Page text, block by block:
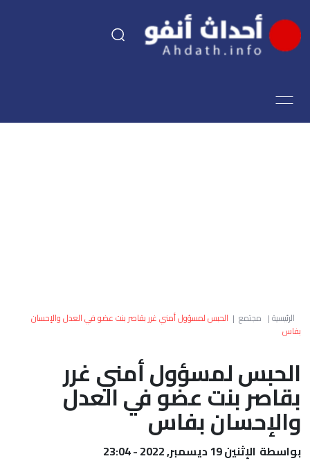
اقتصاد
العالم
أعمدة
الصحراء
الرئيسية| مجتمع | الحبس لمسؤول أمني غرر بقاصر بنت عضو في العدل والإحسان
بفاس
الحبس لمسؤول أمني غرر
بقاصر بنت عضو في العدل
والإحسان بفاس
بواسطة الإثنين 19 ديسمبر, 2022 - 23:04